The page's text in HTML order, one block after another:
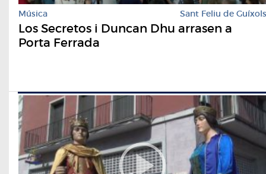
Música Sant Feliu de Guíxols
Los Secretos i Duncan Dhu arrasen a
Porta Ferrada